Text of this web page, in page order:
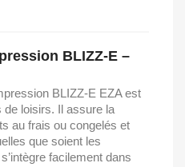
BLIZZ-E –
BLIZZ-E EZA est
loisirs. Il assure la
au frais ou congelés et
que soient les
facilement dans